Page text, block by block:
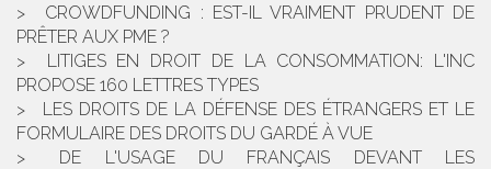
CROWDFUNDING : EST-IL VRAIMENT PRUDENT DE
PRÊTER AUX PME ?
LITIGES EN DROIT DE LA CONSOMMATION: L'INC
PROPOSE 160 LETTRES TYPES
LES DROITS DE LA DÉFENSE DES ÉTRANGERS ET LE
FORMULAIRE DES DROITS DU GARDÉ À VUE
DE L'USAGE DU FRANÇAIS DEVANT LES